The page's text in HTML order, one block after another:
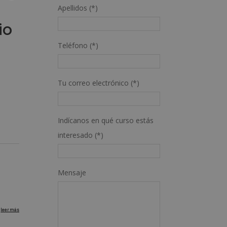
Apellidos (*)
Teléfono (*)
Tu correo electrónico (*)
Indícanos en qué curso estás
interesado (*)
Mensaje